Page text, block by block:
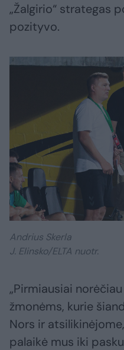
„Žalgirio“ strategas
pozityvo.
Andrius Skerla
J. Elinsko/ELTA nuotr.
„Pirmiausiai
žmonėms, kurie
Nors ir
palaikė mus iki